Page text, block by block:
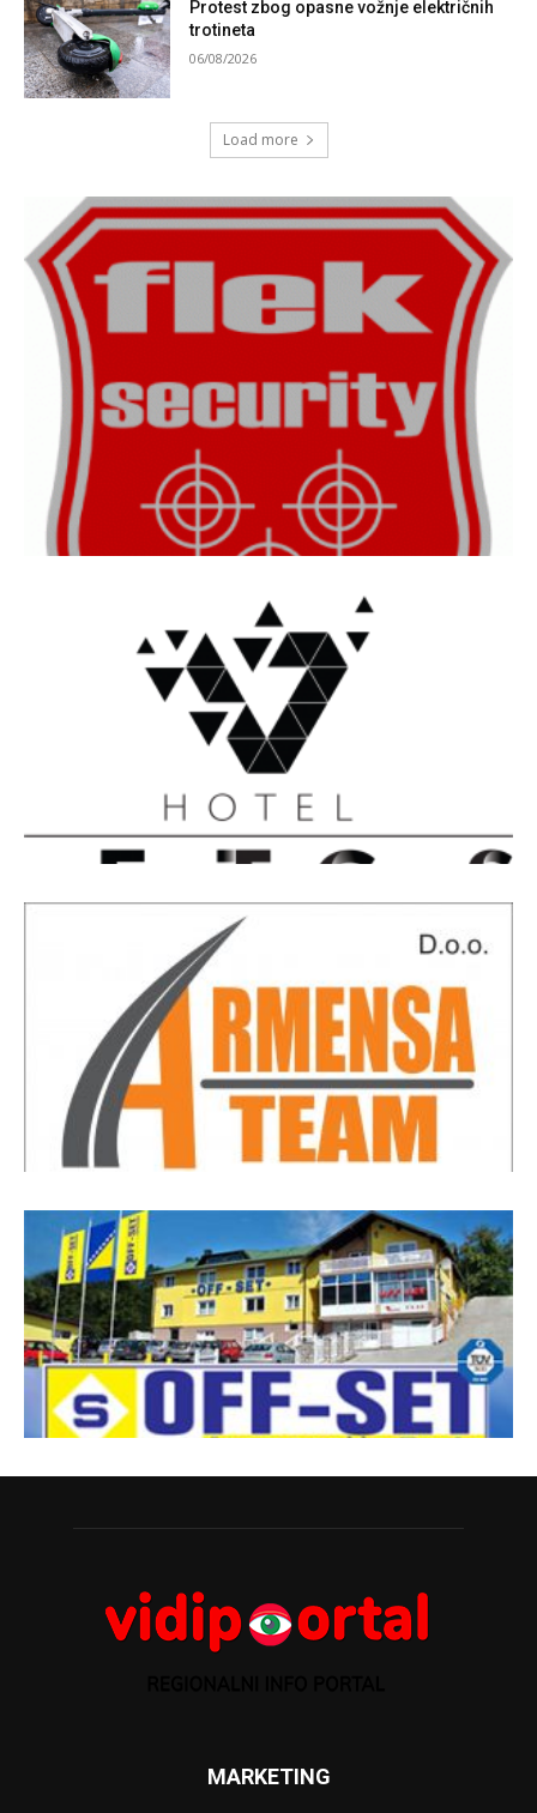
Protest zbog opasne vožnje električnih
trotineta
06/08/2026
Load more
MARKETING